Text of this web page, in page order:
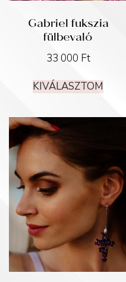
Gabriel fukszia
fülbevaló
33 000 Ft
KIVÁLASZTOM